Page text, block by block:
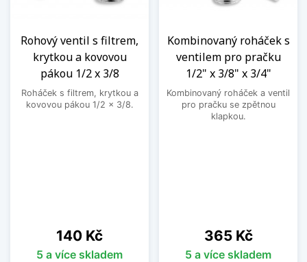
Rohový ventil s filtrem,
krytkou a kovovou
pákou 1/2 x 3/8
Roháček s filtrem, krytkou a
kovovou pákou 1/2 x 3/8.
Cena
140 Kč
5 a více skladem
Kombinovaný roháček s
ventilem pro pračku
1/2" x 3/8" x 3/4"
Kombinovaný roháček a ventil
pro pračku se zpětnou
klapkou.
Cena
365 Kč
5 a více skladem